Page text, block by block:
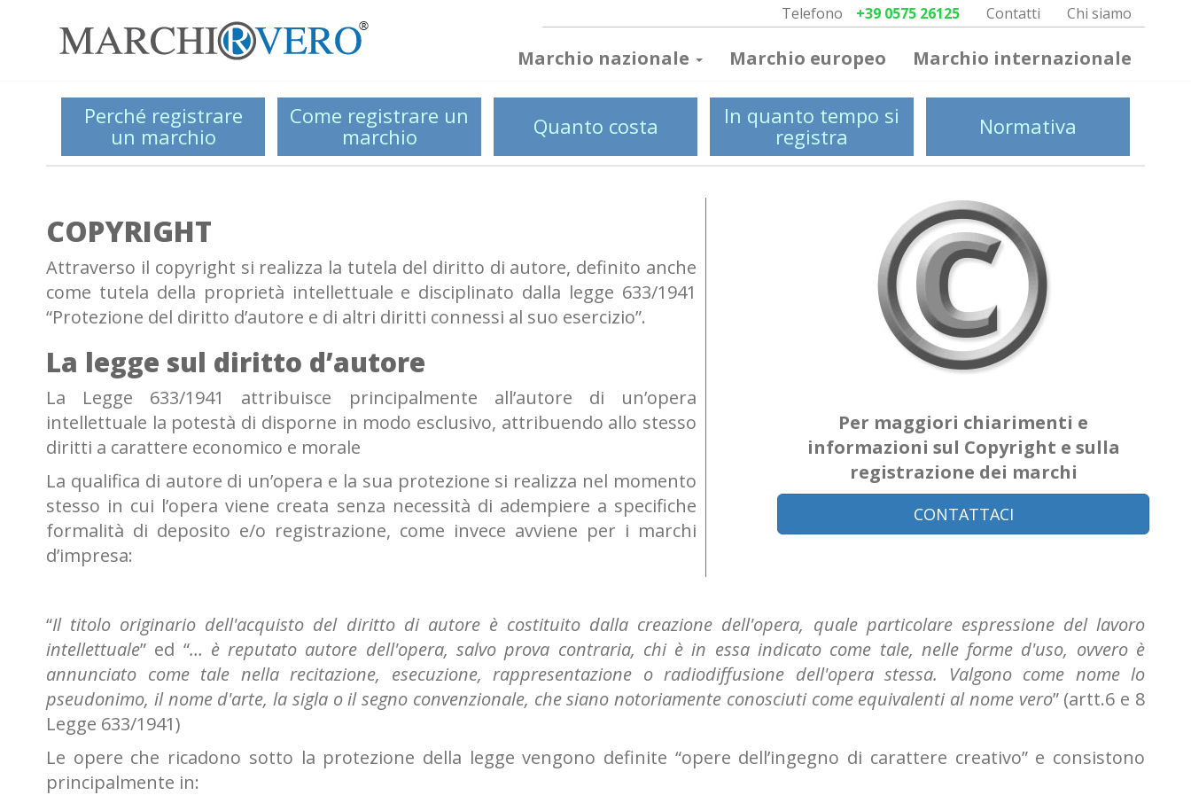
Chi siamo
Contatti
Telefono +39 0575 26125
Marchio nazionale Marchio europeo Marchio internazionale
Perché registrare
un marchio
Come registrare un
marchio
Quanto costa
In quanto tempo si
registra
Normativa
COPYRIGHT
Attraverso il copyright si realizza la tutela del diritto di autore, definito anche
come tutela della proprietà intellettuale e disciplinato dalla legge 633/1941
“Protezione del diritto d’autore e di altri diritti connessi al suo esercizio”.
La legge sul diritto d’autore
La Legge 633/1941 attribuisce principalmente all’autore di un’opera
intellettuale la potestà di disporne in modo esclusivo, attribuendo allo stesso
diritti a carattere economico e morale
La qualifica di autore di un’opera e la sua protezione si realizza nel momento
stesso in cui l’opera viene creata senza necessità di adempiere a specifiche
formalità di deposito e/o registrazione, come invece avviene per i marchi
d’impresa:
Per maggiori chiarimenti e
informazioni sul Copyright e sulla
registrazione dei marchi
CONTATTACI
“Il titolo originario dell'acquisto del diritto di autore è costituito dalla creazione dell'opera, quale particolare espressione del lavoro
intellettuale” ed “… è reputato autore dell'opera, salvo prova contraria, chi è in essa indicato come tale, nelle forme d'uso, ovvero è
annunciato come tale nella recitazione, esecuzione, rappresentazione o radiodiffusione dell'opera stessa. Valgono come nome lo
pseudonimo, il nome d'arte, la sigla o il segno convenzionale, che siano notoriamente conosciuti come equivalenti al nome vero” (artt.6 e 8
Legge 633/1941)
Le opere che ricadono sotto la protezione della legge vengono definite “opere dell’ingegno di carattere creativo” e consistono
principalmente in: